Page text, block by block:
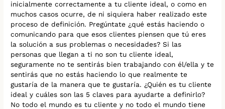
inicialmente correctamente a tu cliente ideal, o como en
muchos casos ocurre, de ni siquiera haber realizado este
proceso de definición. Pregúntate ¿qué estás haciendo o
comunicando para que esos clientes piensen que tú eres
la solución a sus problemas o necesidades? Si las
personas que llegan a ti no son tu cliente ideal,
seguramente no te sentirás bien trabajando con él/ella y te
sentirás que no estás haciendo lo que realmente te
gustaría de la manera que te gustaría. ¿Quién es tu cliente
ideal y cuáles son las 5 claves para ayudarte a definirlo?
No todo el mundo es tu cliente y no todo el mundo tiene